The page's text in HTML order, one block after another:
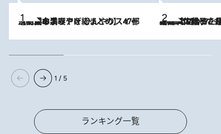
2026.8.5
【西日本エリアを総まとめ】 47都道府県の手みやげ ひんやりスイーツで夏を満喫 2026.8.5
【阿川佐和子さんの年とる力】なぜ70代で始めた趣味は“こんなに楽しい”のか？ ピアノ、俳句…スランプに陥っても続けられる“ある秘訣”とは
1 / 5
ランキング一覧